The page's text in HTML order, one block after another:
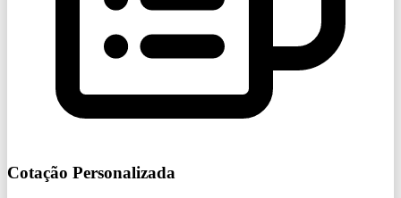
Cotação Personalizada